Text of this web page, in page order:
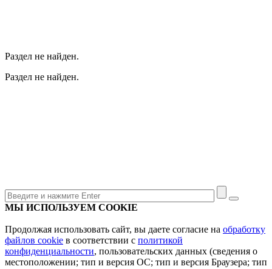
Раздел не найден.
Раздел не найден.
МЫ ИСПОЛЬЗУЕМ COOKIE
Продолжая использовать сайт, вы даете согласие на обработку
файлов cookie в соответствии с политикой
конфиденциальности, пользовательских данных (сведения о
местоположении; тип и версия ОС; тип и версия Браузера; тип